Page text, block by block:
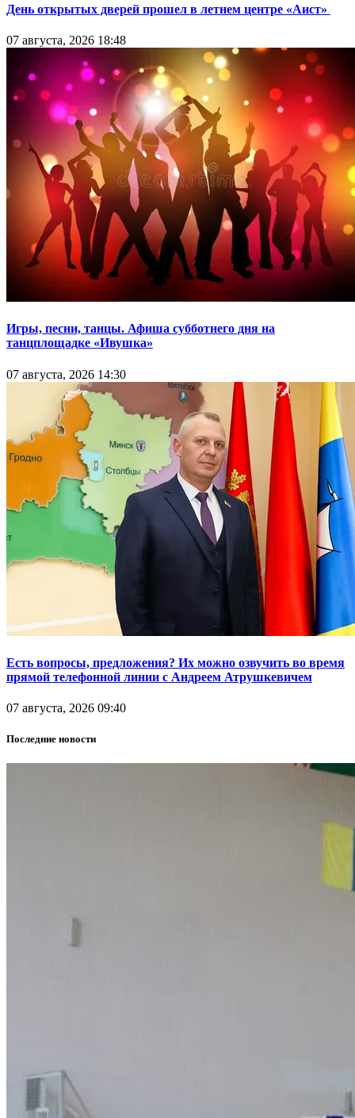
День открытых дверей прошел в летнем центре «Аист»
07 августа, 2026 18:48
Игры, песни, танцы. Афиша субботнего дня на
танцплощадке «Ивушка»
07 августа, 2026 14:30
Есть вопросы, предложения? Их можно озвучить во время
прямой телефонной линии с Андреем Атрушкевичем
07 августа, 2026 09:40
Последние новости